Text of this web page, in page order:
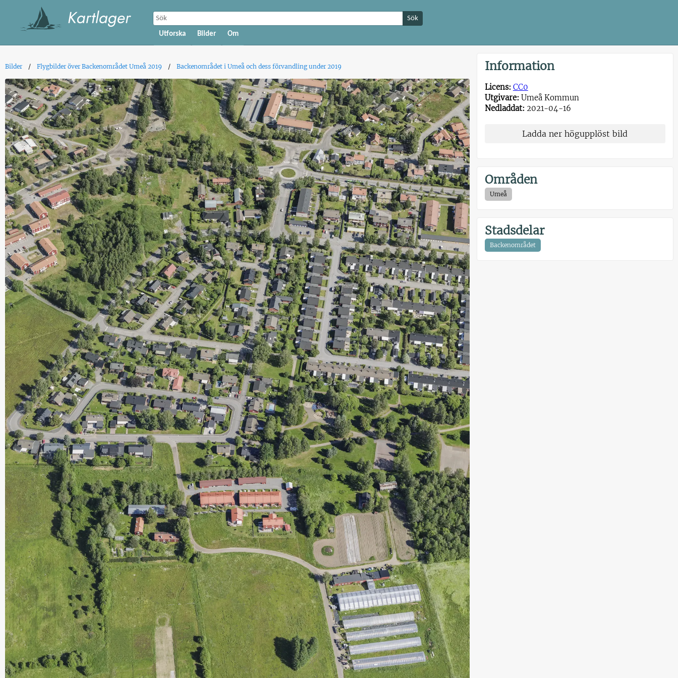
Sök
Utforska Bilder Om
Bilder Flygbilder över Backenområdet Umeå 2019 Backenområdet i Umeå och dess förvandling under 2019 Information
Licens: CC0
Utgivare: Umeå Kommun
Nedladdat: 2021-04-16
Ladda ner högupplöst bild
Områden
Umeå
Stadsdelar
Backenområdet